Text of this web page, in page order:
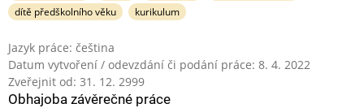
dítě předškolního věku
kurikulum
Jazyk práce: čeština
Datum vytvoření / odevzdání či podání práce: 8. 4. 2022
Zveřejnit od: 31. 12. 2999
Obhajoba závěrečné práce